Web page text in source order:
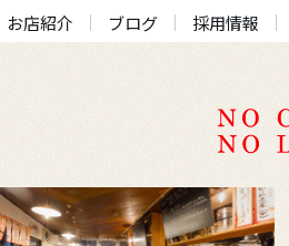
お店紹介 ブログ 採用情報